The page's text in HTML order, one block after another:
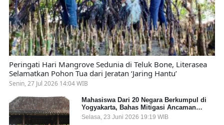
Peringati Hari Mangrove Sedunia di Teluk Bone, Literasea
Selamatkan Pohon Tua dari Jeratan ‘Jaring Hantu’
Senin, 27 Jul 2026 14:04 WIB
Mahasiswa Dari 20 Negara Berkumpul di
Yogyakarta, Bahas Mitigasi Ancaman
Kesehatan Global
Selasa, 23 Juni 2026 19:19 WIB